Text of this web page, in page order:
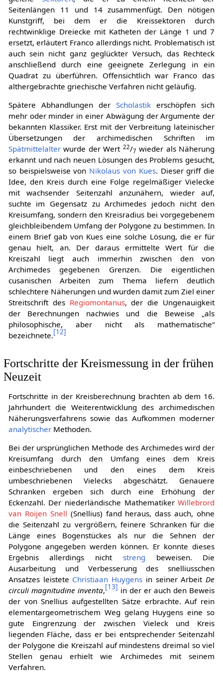
Seitenlängen 11 und 14 zusammenfügt. Den nötigen
Kunstgriff, bei dem er die Kreissektoren durch
rechtwinklige Dreiecke mit Katheten der Länge 1 und 7
ersetzt, erläutert Franco allerdings nicht. Problematisch ist
auch sein nicht ganz geglückter Versuch, das Rechteck
anschließend durch eine geeignete Zerlegung in ein
Quadrat zu überführen. Offensichtlich war Franco das
althergebrachte griechische Verfahren nicht geläufig.
Spätere Abhandlungen derScholastik erschöpfen sich
mehr oder minder in einer Abwägung der Argumente der
bekannten Klassiker. Erst mit der Verbreitung lateinischer
Übersetzungen der archimedischen Schriften im
Spätmittelalterwurde der Wert 22/7 wieder als Näherung
erkannt und nach neuen Lösungen des Problems gesucht,
so beispielsweise von Nikolaus von Kues. Dieser griff die
Idee, den Kreis durch eine Folge regelmäßiger Vielecke
mit wachsender Seitenzahl anzunähern, wieder auf,
suchte im Gegensatz zu Archimedes jedoch nicht den
Kreisumfang, sondern den Kreisradius bei vorgegebenem
gleichbleibendem Umfang der Polygone zu bestimmen. In
einem Brief gab von Kues eine solche Lösung, die er für
genau hielt, an. Der daraus ermittelte Wert für die
Kreiszahl liegt auch immerhin zwischen den von
Archimedes gegebenen Grenzen. Die eigentlichen
cusanischen Arbeiten zum Thema liefern deutlich
schlechtere Näherungen und wurden damit zum Ziel einer
Streitschrift des Regiomontanus, der die Ungenauigkeit
der Berechnungen nachwies und die Beweise „als
philosophische, aber nicht als mathematische“
bezeichnete.[12]
Fortschritte der Kreismessung in der frühen
Neuzeit
Fortschritte in der Kreisberechnung brachten ab dem 16.
Jahrhundert die Weiterentwicklung des archimedischen
Näherungsverfahrens sowie das Aufkommen moderner
analytischerMethoden.
Bei der ursprünglichen Methode des Archimedes wird der
Kreisumfang durch den Umfang eines dem Kreis
einbeschriebenen und den eines dem Kreis
umbeschriebenen Vielecks abgeschätzt. Genauere
Schranken ergeben sich durch eine Erhöhung der
Eckenzahl. Der niederländische MathematikerWillebrord
van Roijen Snell (Snellius) fand heraus, dass auch, ohne
die Seitenzahl zu vergrößern, feinere Schranken für die
Länge eines Bogenstückes als nur die Sehnen der
Polygone angegeben werden können. Er konnte dieses
Ergebnis allerdings nicht streng beweisen. Die
Ausarbeitung und Verbesserung des snelliusschen
Ansatzes leistete Christiaan Huygens in seiner ArbeitDe
circuli magnitudine inventa,[13] in der er auch den Beweis
der von Snellius aufgestellten Sätze erbrachte. Auf rein
elementargeometrischem Weg gelang Huygens eine so
gute Eingrenzung der zwischen Vieleck und Kreis
liegenden Fläche, dass er bei entsprechender Seitenzahl
der Polygone die Kreiszahl auf mindestens dreimal so viel
Stellen genau erhielt wie Archimedes mit seinem
Verfahren.